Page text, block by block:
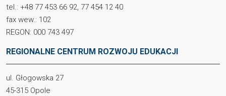
tel.: +48 77 453 66 92, 77 454 12 40
fax wew.: 102
REGON: 000 743 497
REGIONALNE CENTRUM ROZWOJU EDUKACJI
ul. Głogowska 27
45-315 Opole